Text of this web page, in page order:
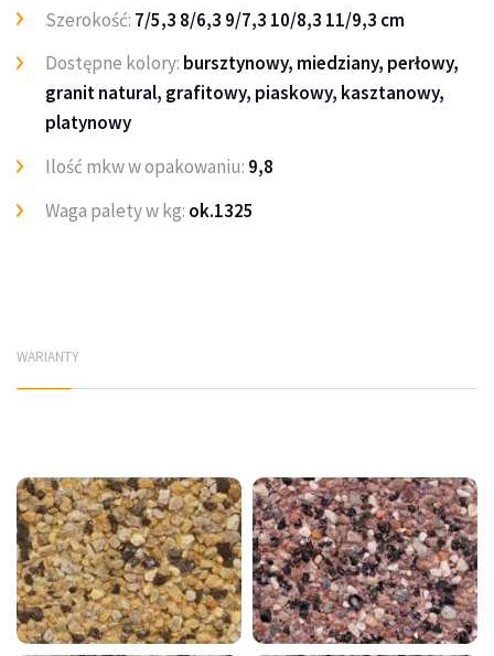
Szerokość: 7/5,3 8/6,3 9/7,3 10/8,3 11/9,3 cm
Dostępne kolory: bursztynowy, miedziany, perłowy,
granit natural, grafitowy, piaskowy, kasztanowy,
platynowy
Ilość mkw w opakowaniu: 9,8
Waga palety w kg: ok.1325
WARIANTY